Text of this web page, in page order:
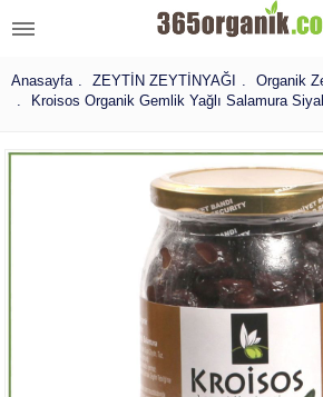
Anasayfa ZEYTİN ZEYTİNYAĞI
Organik
Kroisos Organik Gemlik Yağlı Salamura